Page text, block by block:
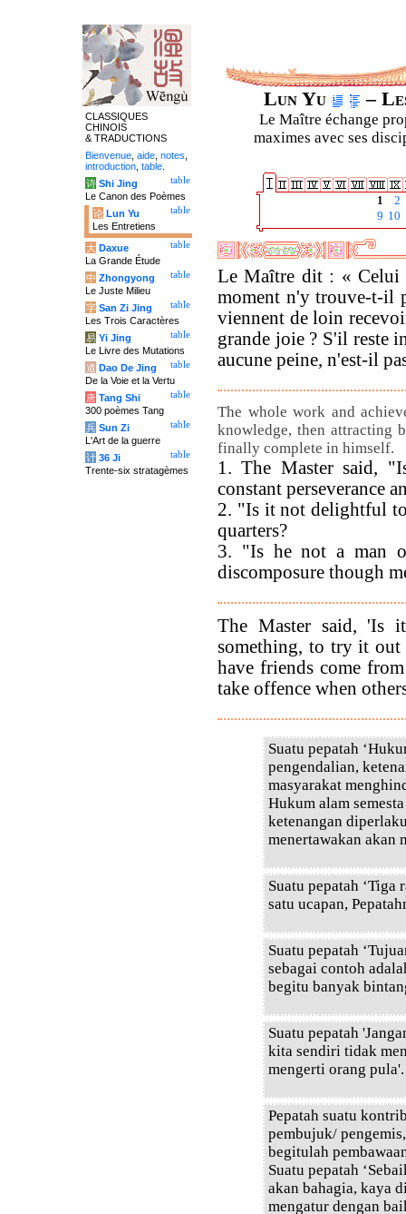
Lun Yu –
Le Maître échange
maximes avec ses
1
2
9 10
Le Maître dit : « Celui
moment n'y trouve-t-il
viennent de loin
grande joie ? S'il reste
aucune peine, n'est-il
The whole work and
knowledge, then attracting
finally complete in himself.
1. The Master said,
constant perseverance
2. "Is it not delightful
quarters?
3. "Is he not a man
discomposure though
The Master said, 'Is
something, to try it
have friends come
take offence when
Suatu pepatah
pengendalian,
masyarakat
Hukum alam
ketenangan
menertawakan akan
Suatu pepatah
satu ucapan,
Suatu pepatah
sebagai contoh
begitu banyak
Suatu pepatah
kita sendiri tidak
mengerti orang pula'.
Pepatah suatu
pembujuk/
begitulah
Suatu pepatah
akan bahagia, kaya
mengatur dengan
CLASSIQUES
CHINOIS
& TRADUCTIONS
Bienvenue aide notes
introduction table
table
诗 Shi Jing
Le Canon des Poèmes
table
论 Lun Yu
Les Entretiens
table
大 Daxue
La Grande Étude
table
中 Zhongyong
Le Juste Milieu
table
字 San Zi Jing
Les Trois Caractères
table
易 Yi Jing
Le Livre des Mutations
table
道 Dao De Jing
De la Voie et la Vertu
table
唐 Tang Shi
300 poèmes Tang
table
兵 Sun Zi
L'Art de la guerre
table
计 36 Ji
Trente-six stratagèmes